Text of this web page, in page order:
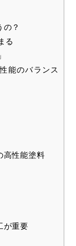
？
る
能のバランス
高性能塗料
が重要